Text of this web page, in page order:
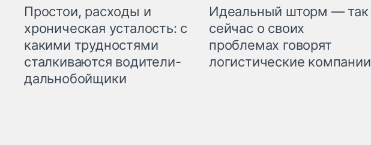
Простои, расходы и
хроническая усталость: с
какими трудностями
сталкиваются водители-
дальнобойщики
Идеальный шторм — так
сейчас о своих
проблемах говорят
логистические компании